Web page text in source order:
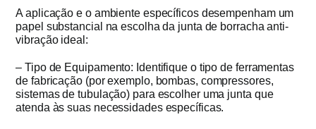
A aplicação e o ambiente específicos desempenham um
papel substancial na escolha da junta de borracha anti-
vibração ideal:
– Tipo de Equipamento: Identifique o tipo de ferramentas
de fabricação (por exemplo, bombas, compressores,
sistemas de tubulação) para escolher uma junta que
atenda às suas necessidades específicas.